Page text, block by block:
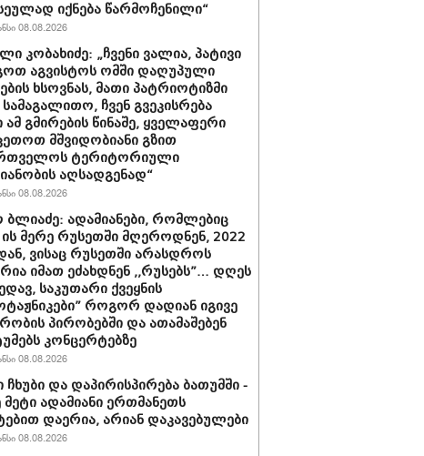
იქნება წარმოჩენილი“
08.08.2026
კობახიძე: „ჩვენი ვალია, პატივი
აგვისტოს ომში დაღუპული
ხსოვნას, მათი პატრიოტიზმი
სამაგალითო, ჩვენ გვეკისრება
ამ გმირების წინაშე, ყველაფერი
მშვიდობიანი გზით
ტერიტორიული
აღსადგენად“
08.08.2026
ბლიაძე: ადამიანები, რომლებიც
ის მერე რუსეთში მღეროდნენ, 2022
ვისაც რუსეთში არასდროს
იმათ ეძახდნენ ,,რუსებს”… დღეს
საკუთარი ქვეყნის
როგორ დადიან იგივე
პირობებში და ათამაშებენ
კონცერტებზე
08.08.2026
ჩხუბი და დაპირისპირება ბათუმში -
მეტი ადამიანი ერთმანეთს
დაერია, არიან დაკავებულები
08.08.2026